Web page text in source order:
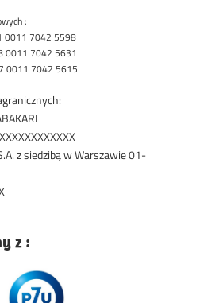
:
0011 7042 5598
0011 7042 5631
0011 7042 5615
z siedzibą w Warszawie 01-
z :